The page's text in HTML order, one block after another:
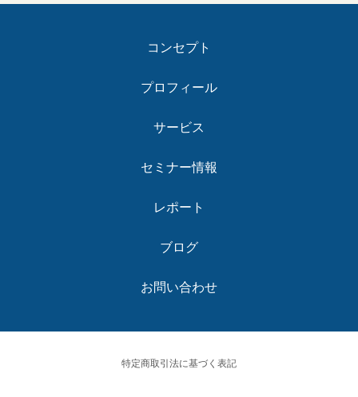
コンセプト
プロフィール
サービス
セミナー情報
レポート
ブログ
お問い合わせ
特定商取引法に基づく表記